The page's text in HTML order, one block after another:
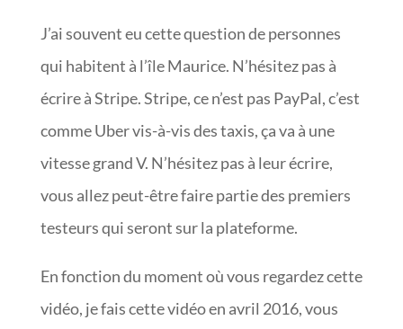
J’ai souvent eu cette question de personnes
qui habitent à l’île Maurice. N’hésitez pas à
écrire à Stripe. Stripe, ce n’est pas PayPal, c’est
comme Uber vis-à-vis des taxis, ça va à une
vitesse grand V. N’hésitez pas à leur écrire,
vous allez peut-être faire partie des premiers
testeurs qui seront sur la plateforme.
En fonction du moment où vous regardez cette
vidéo, je fais cette vidéo en avril 2016, vous